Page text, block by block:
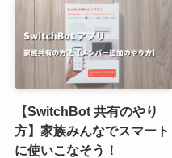
【SwitchBot 共有のやり
方】家族みんなでスマート
に使いこなそう！